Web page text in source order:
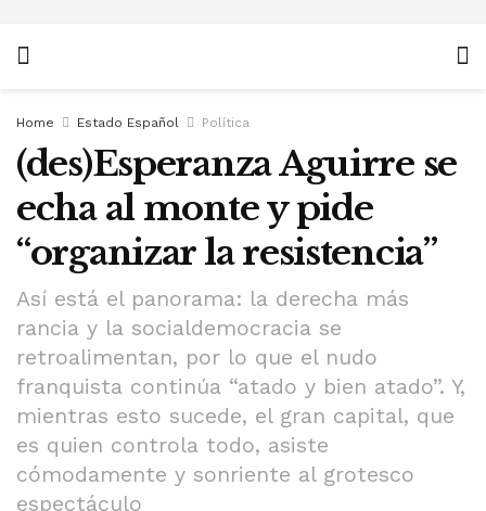
Home Estado Español Política
(des)Esperanza Aguirre se
echa al monte y pide
“organizar la resistencia”
Así está el panorama: la derecha más
rancia y la socialdemocracia se
retroalimentan, por lo que el nudo
franquista continúa “atado y bien atado”. Y,
mientras esto sucede, el gran capital, que
es quien controla todo, asiste
cómodamente y sonriente al grotesco
espectáculo